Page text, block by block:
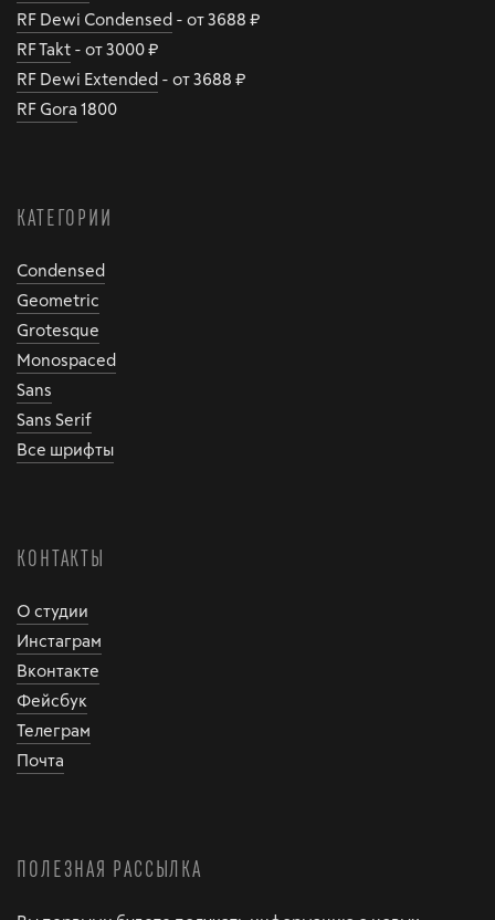
RF Dewi Condensed - от 3688 ₽
RF Takt - от 3000 ₽
RF Dewi Extended - от 3688 ₽
RF Gora 1800
КАТЕГОРИИ
Condensed
Geometric
Grotesque
Monospaced
Sans
Sans Serif
Все шрифты
КОНТАКТЫ
О студии
Инстаграм
Вконтакте
Фейсбук
Телеграм
Почта
ПОЛЕЗНАЯ РАССЫЛКА